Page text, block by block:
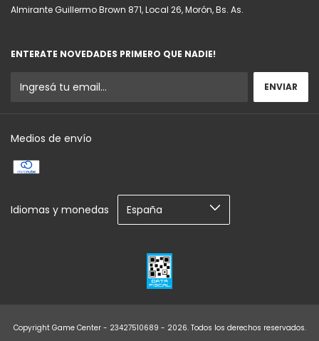
Almirante Guillermo Brown 871, Local 26, Morón, Bs. As.
ENTERATE NOVEDADES PRIMERO QUE NADIE!
Medios de envío
Idiomas y monedas
Copyright Game Center - 23427510689 - 2026. Todos los derechos reservados.